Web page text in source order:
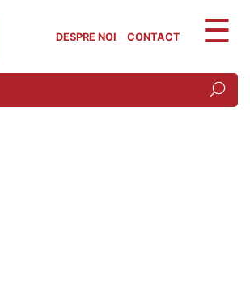
DESPRE NOI CONTACT